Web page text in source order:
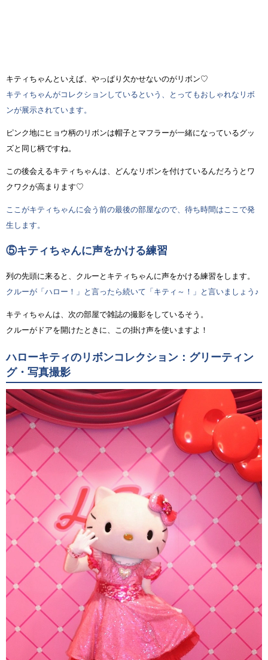
キティちゃんといえば、やっぱり欠かせないのがリボン♡
キティちゃんがコレクションしているという、とってもおしゃれなリボ
ンが展示されています。
ピンク地にヒョウ柄のリボンは帽子とマフラーが一緒になっているグッ
ズと同じ柄ですね。
この後会えるキティちゃんは、どんなリボンを付けているんだろうとワ
クワクが高まります♡
ここがキティちゃんに会う前の最後の部屋なので、待ち時間はここで発
生します。
⑤キティちゃんに声をかける練習
列の先頭に来ると、クルーとキティちゃんに声をかける練習をします。
クルーが「ハロー！」と言ったら続いて「キティ～！」と言いましょう♪
キティちゃんは、次の部屋で雑誌の撮影をしているそう。
クルーがドアを開けたときに、この掛け声を使いますよ！
ハローキティのリボンコレクション：グリーティン
グ・写真撮影